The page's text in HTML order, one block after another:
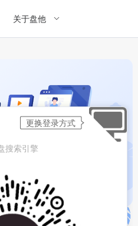
关于盘他
搜索引擎